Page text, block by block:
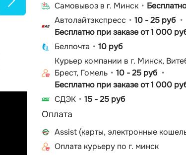
Cамовывоз в г. Минск
Автолайтэкспресс
10 - 25 руб
Бесплатно при заказе от 1 000
Белпочта
10 руб
Курьер компании в г. Минск,
Брест, Гомель
10 - 25 руб
Бесплатно при заказе от 1 000
СДЭК
15 - 25 руб
Оплата
Assist (карты, электронные
Оплата курьеру по г. минск